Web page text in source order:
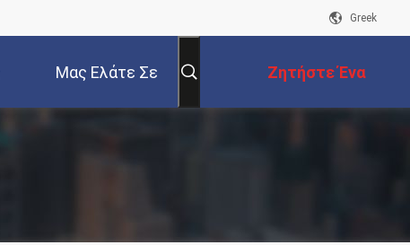
Greek
Μας Ελάτε Σε Ζητήστε Ένα
Απόσπασμα